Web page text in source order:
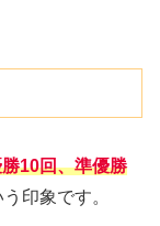
10回、準優勝
印象です。